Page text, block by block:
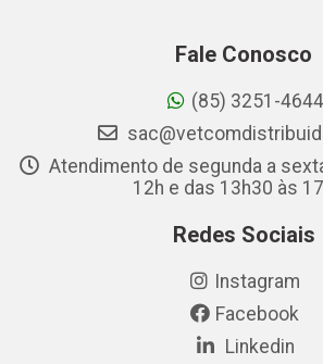
Fale Conosco
(85) 3251-4644
Atendimento de segunda a
12h e das 13h30 às
Redes Sociais
Instagram
Facebook
Linkedin